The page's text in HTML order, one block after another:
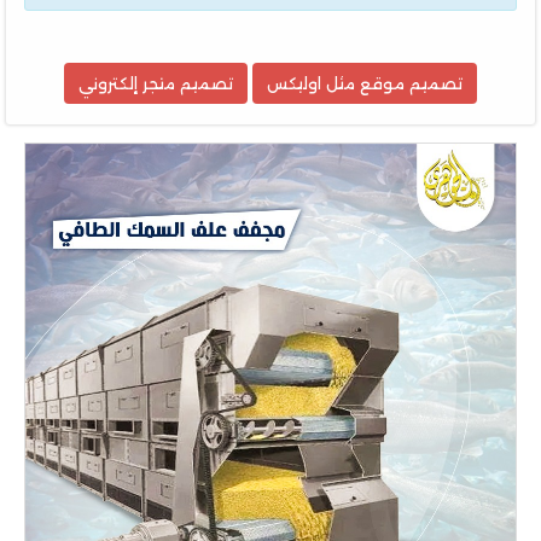
تصميم موقع مثل اوليكس تصميم متجر إلكتروني